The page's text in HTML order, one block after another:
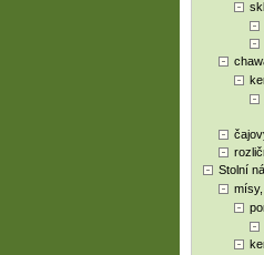
Stolní